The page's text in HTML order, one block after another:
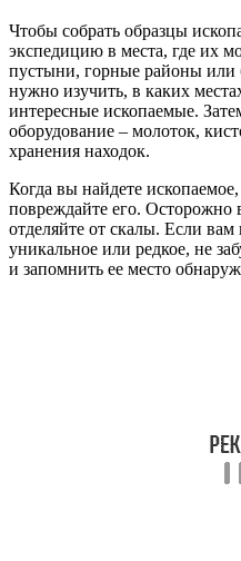
Чтобы собрать образцы
экспедицию в места, где их
пустыни, горные районы или
нужно изучить, в каких
интересные ископаемые.
оборудование – молоток,
хранения находок.
Когда вы найдете
повреждайте его. Осторожно
отделяйте от скалы. Если
уникальное или редкое, не
и запомнить ее место